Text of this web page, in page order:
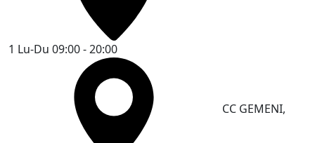
1 Lu-Du 09:00 - 20:00
CC GEMENI,